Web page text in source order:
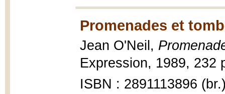
Promenades et
Jean O'Neil,
Expression, 1989, 232
ISBN : 2891113896